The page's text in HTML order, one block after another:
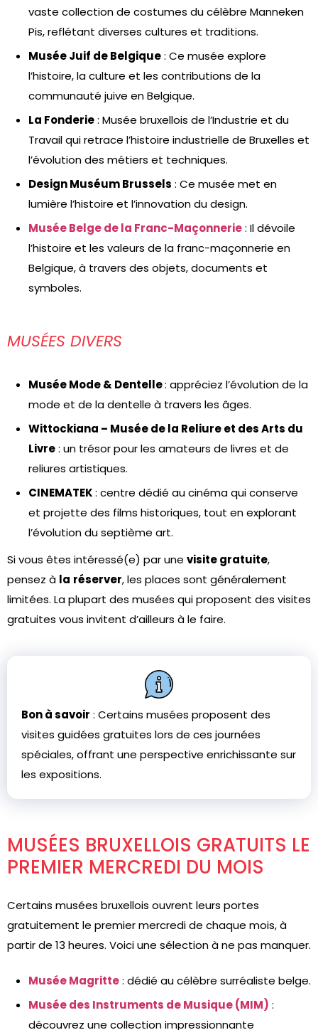
vaste collection de costumes du célèbre Manneken
Pis, reflétant diverses cultures et traditions.
Musée Juif de Belgique: Ce musée explore
l’histoire, la culture et les contributions de la
communauté juive en Belgique.
La Fonderie: Musée bruxellois de l’Industrie et du
Travail qui retrace l’histoire industrielle de Bruxelles et
l’évolution des métiers et techniques.
Design Muséum Brussels : Ce musée met en
lumière l’histoire et l’innovation du design.
Musée Belge de la Franc-Maçonnerie: Il dévoile
l’histoire et les valeurs de la franc-maçonnerie en
Belgique, à travers des objets, documents et
symboles.
MUSÉES DIVERS
Musée Mode & Dentelle: appréciez l’évolution de la
mode et de la dentelle à travers les âges.
Wittockiana – Musée de la Reliure et des Arts du
Livre: un trésor pour les amateurs de livres et de
reliures artistiques.
CINEMATEK: centre dédié au cinéma qui conserve
et projette des films historiques, tout en explorant
l’évolution du septième art.
Si vous êtes intéressé(e) par une visite gratuite,
pensez à la réserver, les places sont généralement
limitées. La plupart des musées qui proposent des visites
gratuites vous invitent d’ailleurs à le faire.
Bon à savoir : Certains musées proposent des
visites guidées gratuites lors de ces journées
spéciales, offrant une perspective enrichissante sur
les expositions.
MUSÉES BRUXELLOIS GRATUITS LE
PREMIER MERCREDI DU MOIS
Certains musées bruxellois ouvrent leurs portes
gratuitement le premier mercredi de chaque mois, à
partir de 13 heures. Voici une sélection à ne pas manquer.
Musée Magritte: dédié au célèbre surréaliste belge.
Musée des Instruments de Musique (MIM) :
découvrez une collection impressionnante